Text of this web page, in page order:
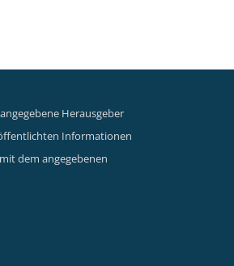
Herausgeber
Informationen
dem angegebenen